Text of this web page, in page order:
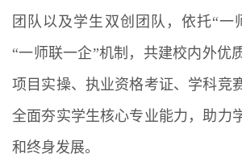
团队以及学生双创团队，依托“一
“一师联一企”机制，共建校内外优
项目实操、执业资格考证、学科竞
全面夯实学生核心专业能力，助力
和终身发展。